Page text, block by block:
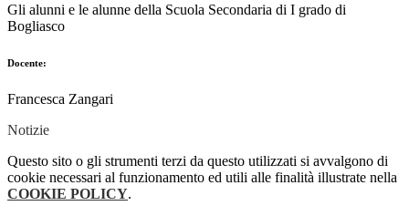
Gli alunni e le alunne della Scuola Secondaria di I grado di
Bogliasco
Docente:
Francesca Zangari
Notizie
Questo sito o gli strumenti terzi da questo utilizzati si avvalgono di
cookie necessari al funzionamento ed utili alle finalità illustrate nella
COOKIE POLICY.